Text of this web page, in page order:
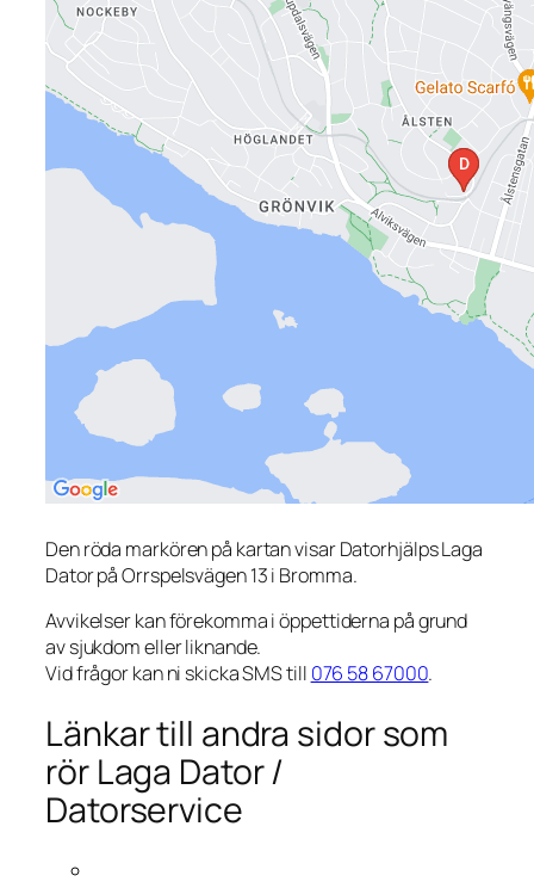
Den röda markören på kartan visar Datorhjälps Laga
Dator på Orrspelsvägen 13 i Bromma.
Avvikelser kan förekomma i öppettiderna på grund
av sjukdom eller liknande.
Vid frågor kan ni skicka SMS till 076 58 67000.
Länkar till andra sidor som
rör Laga Dator /
Datorservice